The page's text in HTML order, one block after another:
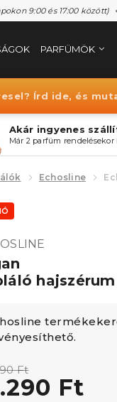
9:00 és 17:00 között)
PARFÜMÖK
Írd ide, és
Akár ingyenes
Már 2 parfüm rendelésekor
Echosline
Ft
Ft